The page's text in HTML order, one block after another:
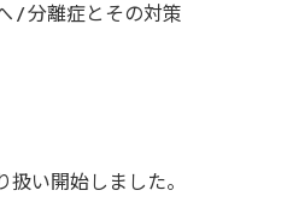
/ 分離症とその対策
い開始しました。